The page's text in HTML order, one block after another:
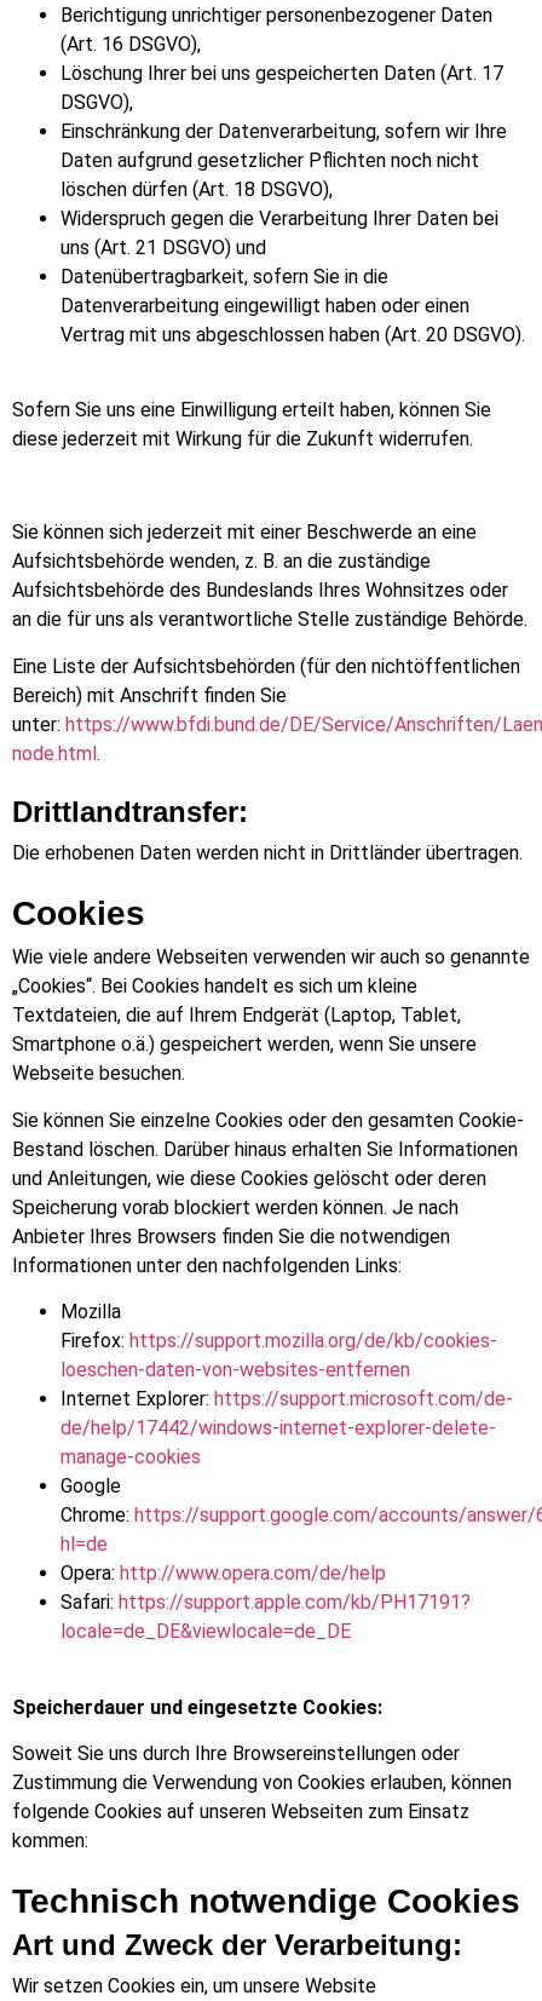
Berichtigung unrichtiger personenbezogener Daten
(Art. 16 DSGVO),
Löschung Ihrer bei uns gespeicherten Daten (Art. 17
DSGVO),
Einschränkung der Datenverarbeitung, sofern wir Ihre
Daten aufgrund gesetzlicher Pflichten noch nicht
löschen dürfen (Art. 18 DSGVO),
Widerspruch gegen die Verarbeitung Ihrer Daten bei
uns (Art. 21 DSGVO) und
Datenübertragbarkeit, sofern Sie in die
Datenverarbeitung eingewilligt haben oder einen
Vertrag mit uns abgeschlossen haben (Art. 20 DSGVO).
Sofern Sie uns eine Einwilligung erteilt haben, können Sie
diese jederzeit mit Wirkung für die Zukunft widerrufen.
Sie können sich jederzeit mit einer Beschwerde an eine
Aufsichtsbehörde wenden, z. B. an die zuständige
Aufsichtsbehörde des Bundeslands Ihres Wohnsitzes oder
an die für uns als verantwortliche Stelle zuständige Behörde.
Eine Liste der Aufsichtsbehörden (für den nichtöffentlichen
Bereich) mit Anschrift finden Sie
unter: https://www.bfdi.bund.de/DE/Service/Anschriften/
node.html.
Drittlandtransfer:
Die erhobenen Daten werden nicht in Drittländer übertragen.
Cookies
Wie viele andere Webseiten verwenden wir auch so genannte
„Cookies“. Bei Cookies handelt es sich um kleine
Textdateien, die auf Ihrem Endgerät (Laptop, Tablet,
Smartphone o.ä.) gespeichert werden, wenn Sie unsere
Webseite besuchen.
Sie können Sie einzelne Cookies oder den gesamten Cookie-
Bestand löschen. Darüber hinaus erhalten Sie Informationen
und Anleitungen, wie diese Cookies gelöscht oder deren
Speicherung vorab blockiert werden können. Je nach
Anbieter Ihres Browsers finden Sie die notwendigen
Informationen unter den nachfolgenden Links:
Mozilla
Firefox: https://support.mozilla.org/de/kb/cookies-
loeschen-daten-von-websites-entfernen
Internet Explorer: https://support.microsoft.com/de-
de/help/17442/windows-internet-explorer-delete-
manage-cookies
Google
Chrome: https://support.google.com/accounts/answer/
hl=de
Opera: http://www.opera.com/de/help
Safari: https://support.apple.com/kb/PH17191?
locale=de_DE&viewlocale=de_DE
Speicherdauer und eingesetzte Cookies:
Soweit Sie uns durch Ihre Browsereinstellungen oder
Zustimmung die Verwendung von Cookies erlauben, können
folgende Cookies auf unseren Webseiten zum Einsatz
kommen:
Technisch notwendige Cookies
Art und Zweck der Verarbeitung:
Wir setzen Cookies ein, um unsere Website